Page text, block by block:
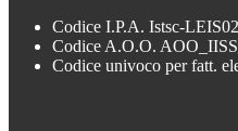
Codice I.P.A. Istsc-
Codice A.O.O.
Codice univoco per fatt.